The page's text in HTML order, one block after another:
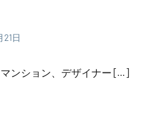
21日
ンション、デザイナー […]